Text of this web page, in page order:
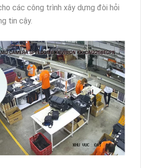
các công trình xây dựng đòi hỏi
tin cậy.